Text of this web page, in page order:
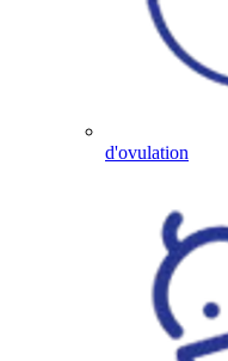
d'ovulation